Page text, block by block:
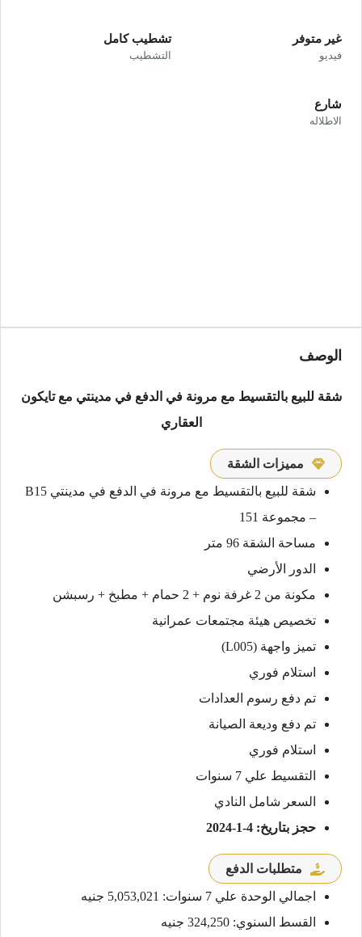
غير متوفر
فيديو
تشطيب كامل
التشطيب
شارع
الاطلاله
الوصف
شقة للبيع بالتقسيط مع مرونة في الدفع في مدينتي مع تايكون
العقاري
مميزات الشقة
شقة للبيع بالتقسيط مع مرونة في الدفع في مدينتي B15
– مجموعة 151
مساحة الشقة 96 متر
الدور الأرضي
مكونة من 2 غرفة نوم + 2 حمام + مطبخ + رسبشن
تخصيص هيئة مجتمعات عمرانية
تميز واجهة (L005)
استلام فوري
تم دفع رسوم العدادات
تم دفع وديعة الصيانة
استلام فوري
التقسيط علي 7 سنوات
السعر شامل النادي
حجز بتاريخ: 4-1-2024
متطلبات الدفع
اجمالي الوحدة علي 7 سنوات: 5,053,021 جنيه
القسط السنوي: 324,250 جنيه